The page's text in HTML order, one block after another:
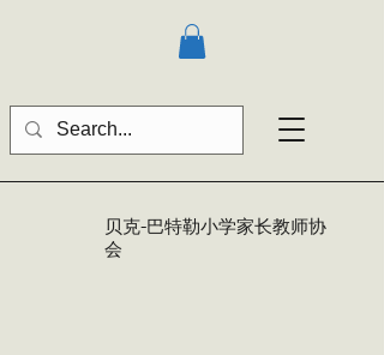
贝克-巴特勒小学家长教师协
会